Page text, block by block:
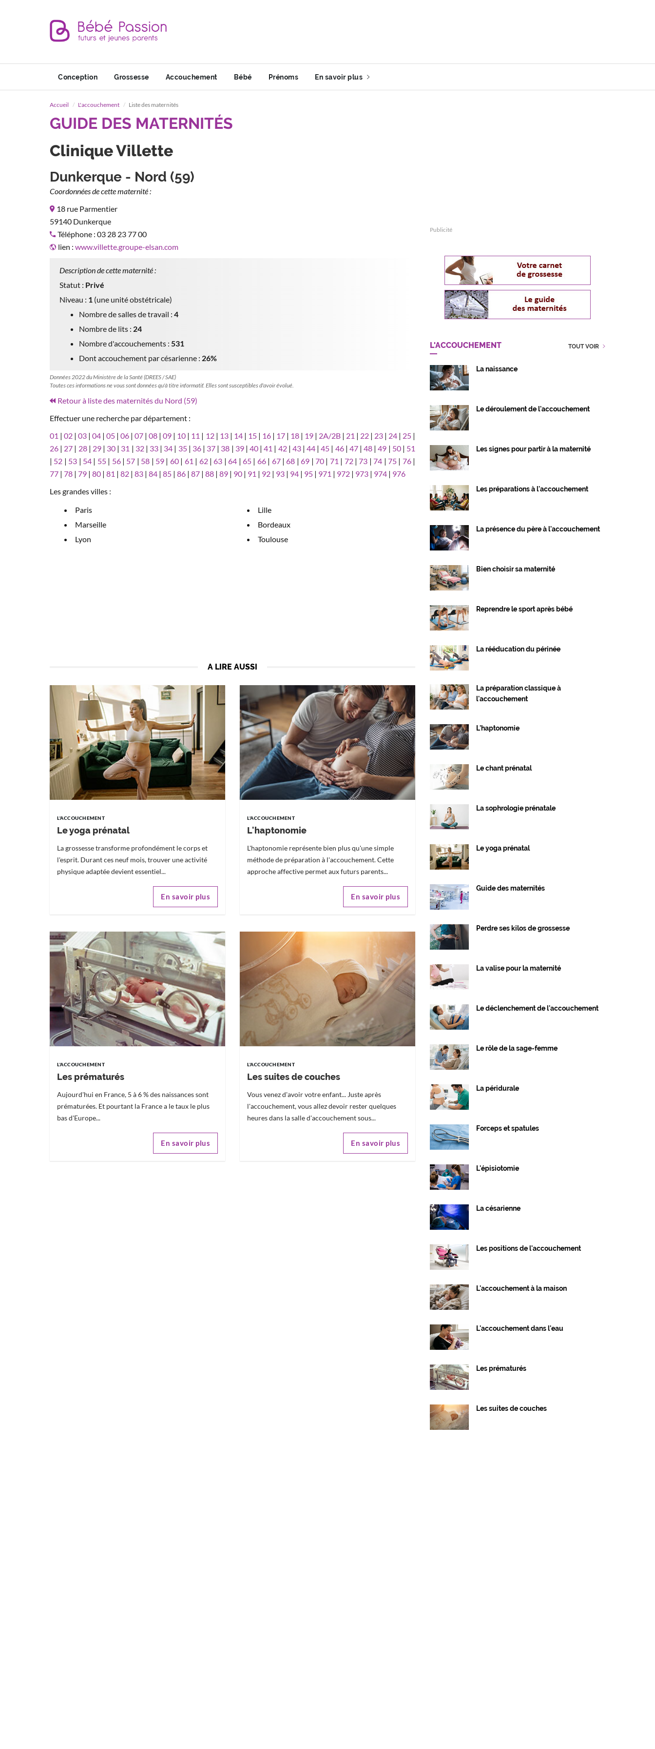
Conception Grossesse Accouchement Bébé Prénoms En savoir plus
Accueil L'accouchement Liste des maternités
GUIDE DES MATERNITÉS
Clinique Villette
Dunkerque - Nord (59)
Coordonnées de cette maternité :
18 rue Parmentier
59140 Dunkerque
Téléphone : 03 28 23 77 00
lien : www.villette.groupe-elsan.com
Description de cette maternité :
Statut : Privé
Niveau : 1 (une unité obstétricale)
Nombre de salles de travail : 4
Nombre de lits : 24
Nombre d'accouchements : 531
Dont accouchement par césarienne : 26%
Données 2022 du Ministère de la Santé (DREES / SAE)
Toutes ces informations ne vous sont données qu'à titre informatif. Elles sont susceptibles d'avoir évolué.
Retour à liste des maternités du Nord (59)
Effectuer une recherche par département :
01 |02 |03 |04 |05 |06 |07 |08 |09 | 10 | 11 | 12| 13| 14| 15| 16| 17| 18| 19| 2A/2B| 21 | 22| 23 | 24 | 25 |
26 | 27 | 28| 29| 30 | 31 | 32| 33| 34 | 35| 36| 37 | 38 | 39| 40|41 | 42| 43|44 |45 | 46| 47|48 |49 | 50| 51
| 52 | 53 | 54 | 55| 56| 57 | 58 | 59 | 60| 61 | 62|63 |64 | 65| 66| 67|68 |69 |70 | 71 | 72|73 |74 |75 | 76|
77 | 78 | 79 | 80 | 81 | 82 | 83 | 84 | 85 | 86 | 87 | 88 | 89 | 90 | 91 | 92 | 93 | 94 | 95 | 971 | 972 | 973 | 974 | 976
Les grandes villes :
Paris
Marseille
Lyon
Lille
Bordeaux
Toulouse
A LIRE AUSSI
L'ACCOUCHEMENT
Le yoga prénatal
La grossesse transforme profondément le corps et
l'esprit. Durant ces neuf mois, trouver une activité
physique adaptée devient essentiel...
En savoir plus
L'ACCOUCHEMENT
L'haptonomie
L'haptonomie représente bien plus qu'une simple
méthode de préparation à l'accouchement. Cette
approche affective permet aux futurs parents...
En savoir plus
L'ACCOUCHEMENT
Les prématurés
Aujourd'hui en France, 5 à 6 % des naissances sont
prématurées. Et pourtant la France a le taux le plus
bas d'Europe...
En savoir plus
L'ACCOUCHEMENT
Les suites de couches
Vous venez d'avoir votre enfant... Juste après
l'accouchement, vous allez devoir rester quelques
heures dans la salle d'accouchement sous...
En savoir plus
Publicité
L'ACCOUCHEMENT TOUT VOIR
La naissance
Le déroulement de l'accouchement
Les signes pour partir à la maternité
Les préparations à l'accouchement
La présence du père à l'accouchement
Bien choisir sa maternité
Reprendre le sport après bébé
La rééducation du périnée
La préparation classique à
l'accouchement
L'haptonomie
Le chant prénatal
La sophrologie prénatale
Le yoga prénatal
Guide des maternités
Perdre ses kilos de grossesse
La valise pour la maternité
Le déclenchement de l'accouchement
Le rôle de la sage-femme
La péridurale
Forceps et spatules
L'épisiotomie
La césarienne
Les positions de l'accouchement
L'accouchement à la maison
L'accouchement dans l'eau
Les prématurés
Les suites de couches